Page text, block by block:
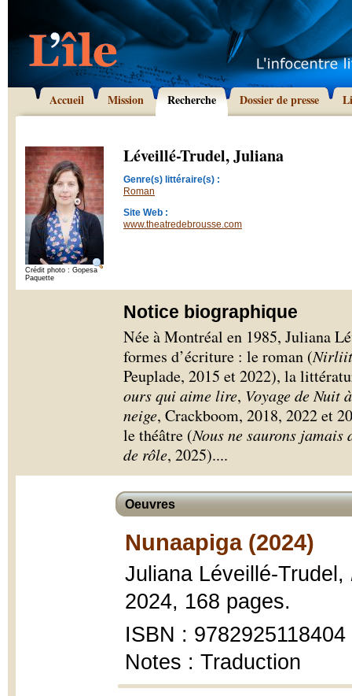
Accueil Mission Recherche Dossier de presse
Crédit photo : Gopesa
Paquette
Léveillé-Trudel, Juliana
Genre(s) littéraire(s) :
Roman
Site Web :
www.theatredebrousse.com
Notice biographique
Née à Montréal en 1985, Juliana
formes d’écriture : le roman (Nirliit
Peuplade, 2015 et 2022), la
ours qui aime lire, Voyage de Nuit
neige, Crackboom, 2018, 2022 et
le théâtre (Nous ne saurons jamais
de rôle, 2025)....
Oeuvres
Nunaapiga (2024)
Juliana Léveillé-Trudel,
2024, 168 pages.
ISBN : 9782925118404
Notes : Traduction